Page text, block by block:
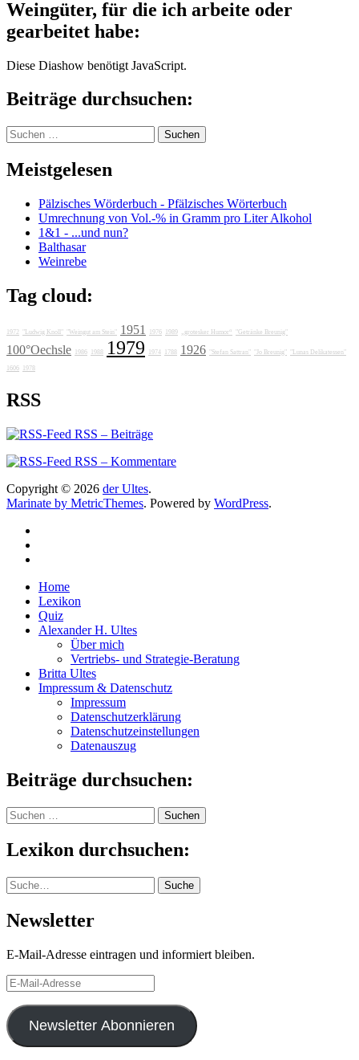
Weingüter, für die ich arbeite oder
gearbeitet habe:
Diese Diashow benötigt JavaScript.
Beiträge durchsuchen:
Suchen
nach:
Meistgelesen
Pälzisches Wörderbuch - Pfälzisches Wörterbuch
Umrechnung von Vol.-% in Gramm pro Liter Alkohol
1&1 - ...und nun?
Balthasar
Weinrebe
Tag cloud:
1972 "Ludwig Knoll" "Weingut am Stein" 1951 1976 1989 „grotesker Humor“ "Getränke Breunig"
100°Oechsle 1986 1988 1979 1974 1788 1926 "Stefan Sattran" "Jo Breunig" "Lunas Delikatessen"
1606 1978
RSS
RSS – Beiträge
RSS – Kommentare
Copyright © 2026 der Ultes.
Marinate by MetricThemes. Powered by WordPress.
Home
Lexikon
Quiz
Alexander H. Ultes
Über mich
Vertriebs- und Strategie-Beratung
Britta Ultes
Impressum & Datenschutz
Impressum
Datenschutzerklärung
Datenschutzeinstellungen
Datenauszug
Beiträge durchsuchen:
Suchen
nach:
Lexikon durchsuchen:
Suche Suche
Newsletter
E-Mail-Adresse eintragen und informiert bleiben.
E-
Mail-
Adresse
Newsletter Abonnieren